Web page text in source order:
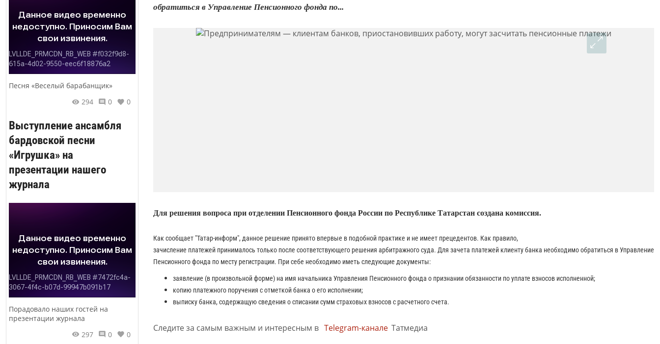
Песня «Веселый барабанщик»
294
0 0
Выступление ансамбля
бардовской песни
«Игрушка» на
презентации нашего
журнала
Порадовало наших гостей на
презентации журнала
297
0 0
обратиться в Управление Пенсионного фонда по...
Для решения вопроса при отделении Пенсионного фонда России по Республике Татарстан создана комиссия.
Как сообщает "Татар-информ", данное решение принято впервые в подобной практике и не имеет прецедентов. Как правило,
зачисление платежей принималось только после соответствующего решения арбитражного суда. Для зачета платежей клиенту банка необходимо обратиться в Управление
Пенсионного фонда по месту регистрации. При себе необходимо иметь следующие документы:
заявление (в произвольной форме) на имя начальника Управления Пенсионного фонда о признании обязанности по уплате взносов исполненной;
копию платежного поручения с отметкой банка о его исполнении;
выписку банка, содержащую сведения о списании сумм страховых взносов с расчетного счета.
Следите за самым важным и интересным в Telegram-канале Татмедиа